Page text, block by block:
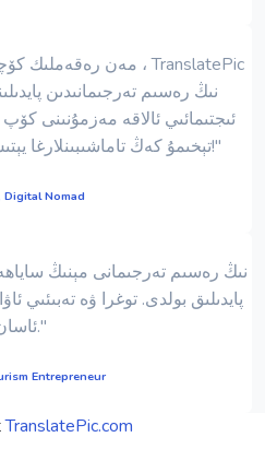
نىڭ رەسىم تەرجىمانىدىن
ئىجتىمائىي ئالاقە مەزمۇنىنى
تېخىمۇ كەڭ تاماشىبىنلارغا يېتىش ئۈچۈن ناھايىتى ياخشى!"
Digital Nomad
پايدىلىق بولدى. توغرا ۋە تەبىئىي
ئاسان."
Entrepreneur
TranslatePic.com